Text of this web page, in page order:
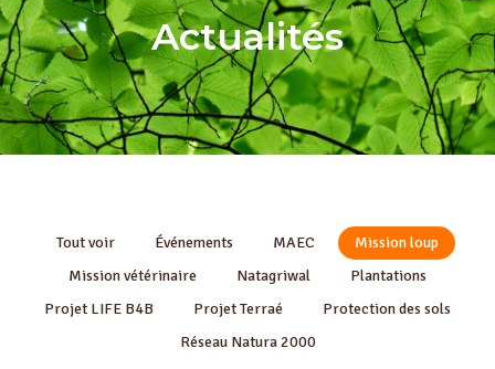
Actualités
Tout voir Événements MAEC
Mission loup
Mission vétérinaire
Natagriwal
Plantations
Projet LIFE B4B
Projet Terraé
Protection des sols
Réseau Natura 2000